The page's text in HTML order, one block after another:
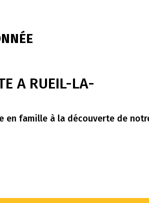
A RUEIL-LA-
en famille à la découverte de